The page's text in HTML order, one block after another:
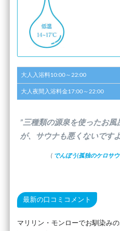
大人入浴料10:00～22:00
大人夜間入浴料金17:00～22:00
”三種類の源泉を使ったお
が、サウナも悪くないです
( でんぼう(孤独のケロサ
最新の口コミコメント
マリリン・モンローでお馴染み